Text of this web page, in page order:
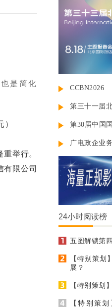
是简化
举行。
有限公司
CCBN2026
第三十一届
第30届中国
广电政企业
24小时阅读榜
五图解锁第
【特别策划
展？
【特别策划
【特别策